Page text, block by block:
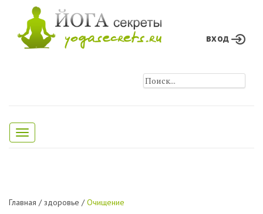
вход
Toggle
navigation
Главная /здоровье /Очищение